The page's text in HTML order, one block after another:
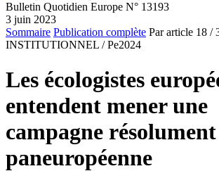
Bulletin Quotidien Europe N° 13193
3 juin 2023
Sommaire Publication complète Par article 18 /
INSTITUTIONNEL / Pe2024
Les écologistes
entendent mener une
campagne résolument
paneuropéenne